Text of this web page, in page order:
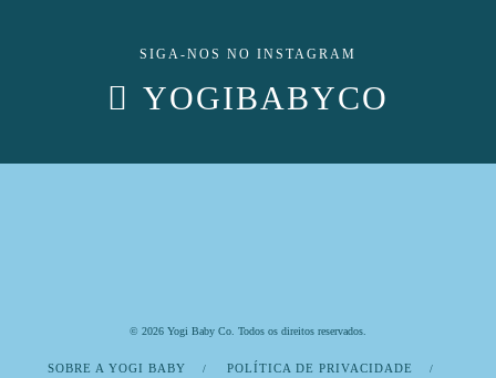
SIGA-NOS NO INSTAGRAM
YOGIBABYCO
© 2026 Yogi Baby Co. Todos os direitos reservados.
SOBRE A YOGI BABY POLÍTICA DE PRIVACIDADE